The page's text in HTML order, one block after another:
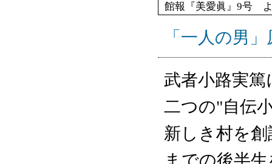
館報『美愛眞』9号
「一人の男
武者小路実
二つの"自伝
新しき村を
までの後半